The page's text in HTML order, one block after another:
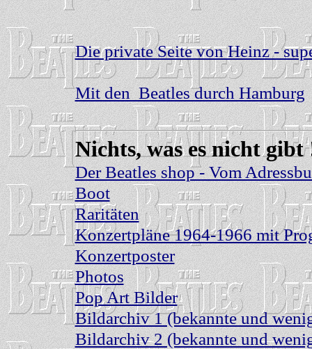
Die private Seite von Heinz -
Mit den Beatles durch Hamburg
Nichts, was es nicht
Der Beatles shop - Vom
Boot
Raritäten
Konzertpläne 1964-1966 mit
Konzertposter
Photos
Pop Art Bilder
Bildarchiv 1 (bekannte und
Bildarchiv 2 (bekannte und